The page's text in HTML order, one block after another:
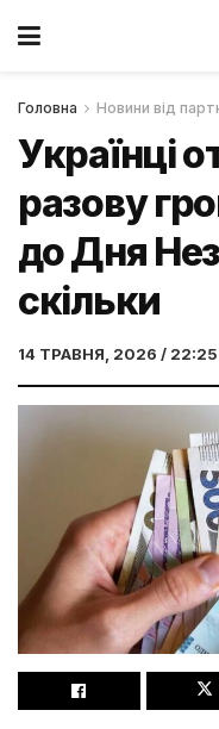
Головна Новини від
Українці
разову
до Дня
скільки
14 ТРАВНЯ, 2026 / 22:25